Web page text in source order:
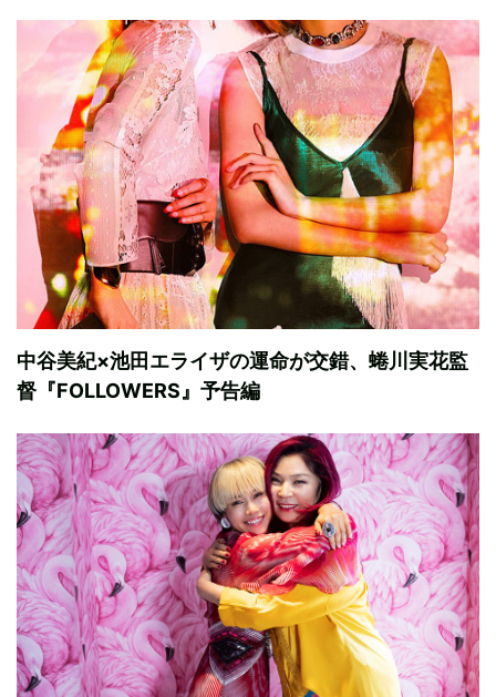
中谷美紀×池田エライザの運命が交錯、蜷川実花監
督『FOLLOWERS』予告編